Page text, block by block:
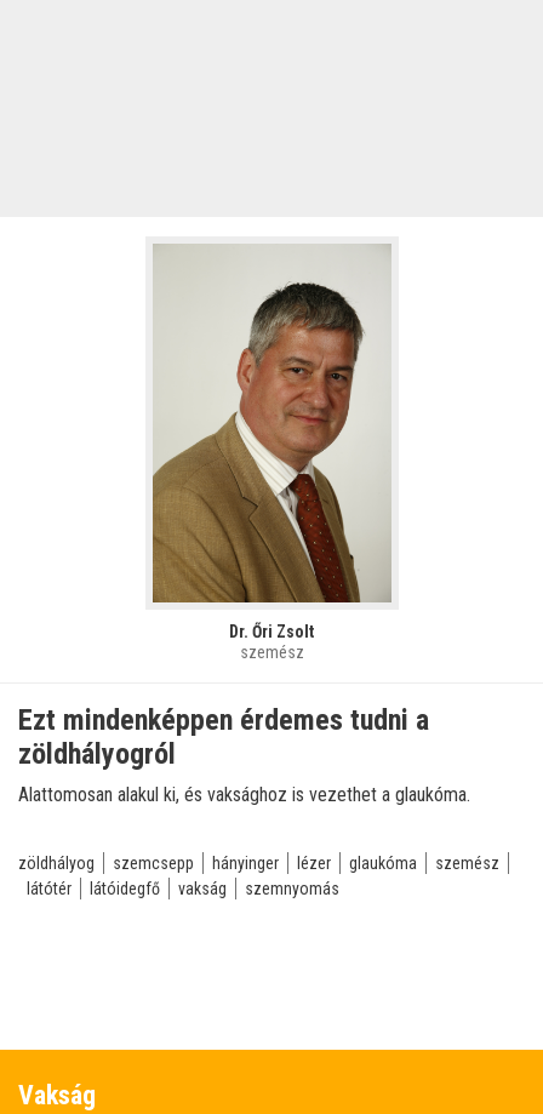
Dr. Őri Zsolt
szemész
Ezt mindenképpen érdemes tudni a
zöldhályogról
Alattomosan alakul ki, és vaksághoz is vezethet a glaukóma.
zöldhályog szemcsepp hányinger lézer glaukóma
szemész
látótér
látóidegfő vakság szemnyomás
Vakság